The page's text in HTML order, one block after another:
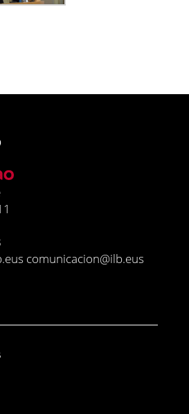
comunicacion@ilb.eus